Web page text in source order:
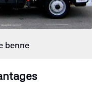
benne